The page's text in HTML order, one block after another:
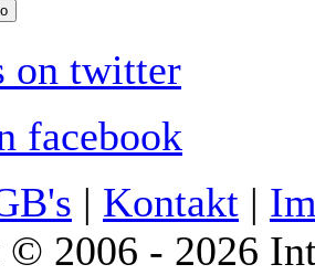
| Kontakt |
2006 - 2026